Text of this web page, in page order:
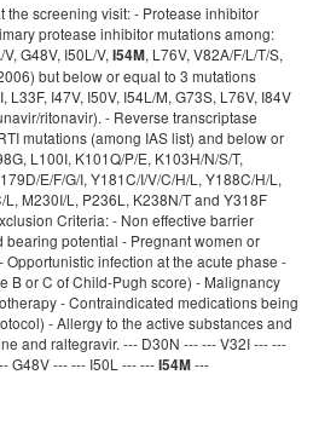
the screening visit: - Protease inhibitor
protease inhibitor mutations among:
G48V, I50L/V, I54M, L76V, V82A/F/L/T/S,
but below or equal to 3 mutations
I47V, I50V, I54L/M, G73S, L76V, I84V
ritonavir). - Reverse transcriptase
mutations (among IAS list) and below or
L100I, K101Q/P/E, K103H/N/S/T,
E/F/G/I, Y181C/I/V/C/H/L, Y188C/H/L,
M230I/L, P236L, K238N/T and Y318F
Criteria: - Non effective barrier
potential - Pregnant women or
infection at the acute phase -
B or C of Child-Pugh score) - Malignancy
- Contraindicated medications being
- Allergy to the active substances and
and raltegravir. --- D30N --- --- V32I --- ---
G48V --- --- I50L --- ---I54M---